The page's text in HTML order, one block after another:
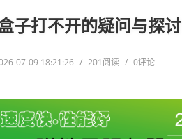
子打不开的疑问与探讨
07-09 18:21:26 / 201阅读 / 0评论